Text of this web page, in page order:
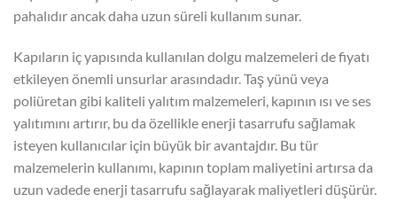
pahalıdır ancak daha uzun süreli kullanım sunar.
Kapıların iç yapısında kullanılan dolgu malzemeleri de fiyatı
etkileyen önemli unsurlar arasındadır. Taş yünü veya
poliüretan gibi kaliteli yalıtım malzemeleri, kapının ısı ve ses
yalıtımını artırır, bu da özellikle enerji tasarrufu sağlamak
isteyen kullanıcılar için büyük bir avantajdır. Bu tür
malzemelerin kullanımı, kapının toplam maliyetini artırsa da
uzun vadede enerji tasarrufu sağlayarak maliyetleri düşürür.